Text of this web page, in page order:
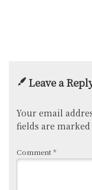
Leave a
Your email
fields are marked
Comment*